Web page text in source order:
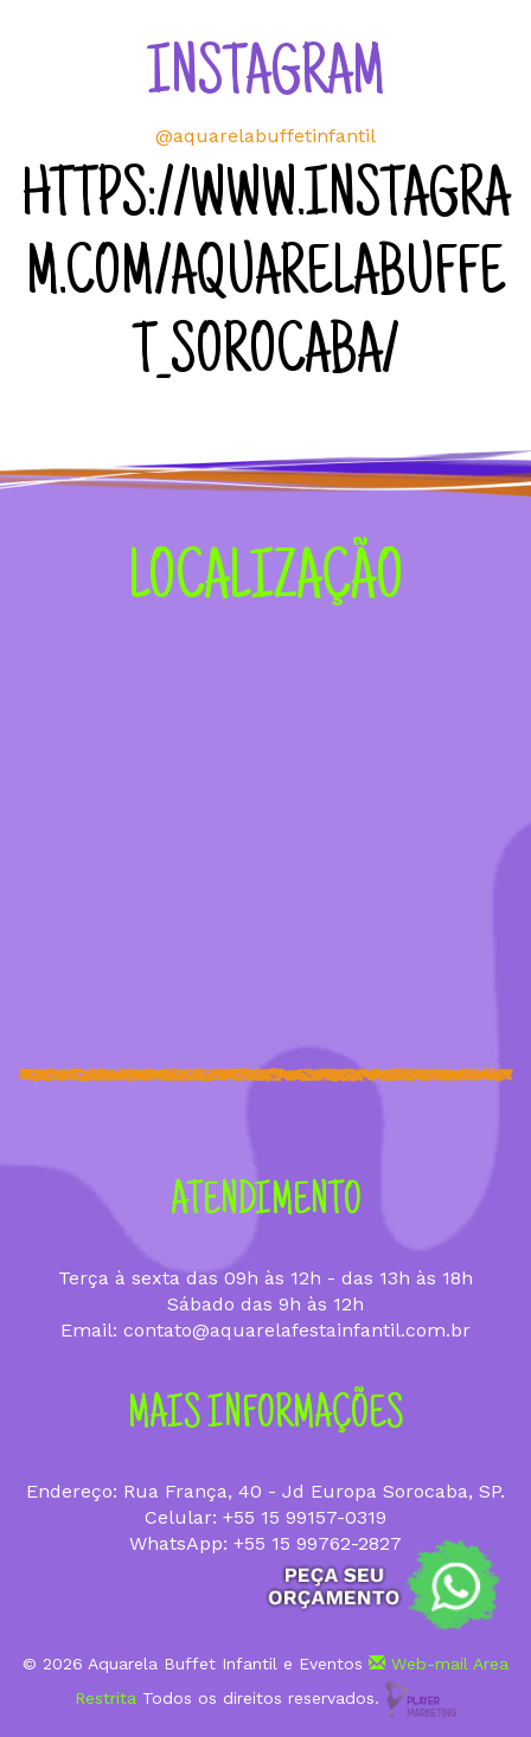
INSTAGRAM
@aquarelabuffetinfantil
HTTPS://WWW.INSTAGRA
M.COM/AQUARELABUFFE
T_SOROCABA/
LOCALIZAÇÃO
ATENDIMENTO
Terça à sexta das 09h às 12h - das 13h às 18h
Sábado das 9h às 12h
Email: contato@aquarelafestainfantil.com.br
MAIS INFORMAÇÕES
Endereço: Rua França, 40 - Jd Europa Sorocaba, SP.
Celular: +55 15 99157-0319
WhatsApp: +55 15 99762-2827
© 2026 Aquarela Buffet Infantil e Eventos Web-mail Area
Restrita Todos os direitos reservados.